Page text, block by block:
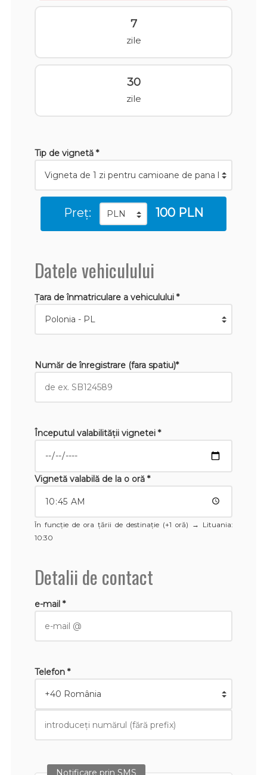
7
zile
30
zile
Tip de vignetă *
Preț: 100 PLN
Datele vehiculului
Țara de înmatriculare a vehiculului *
Număr de înregistrare (fara spatiu)*
Începutul valabilităţii vignetei *
Vignetă valabilă de la o oră *
În funcție de ora țării de destinație (+1 oră) → Lituania:
10:30
Detalii de contact
e-mail *
Telefon *